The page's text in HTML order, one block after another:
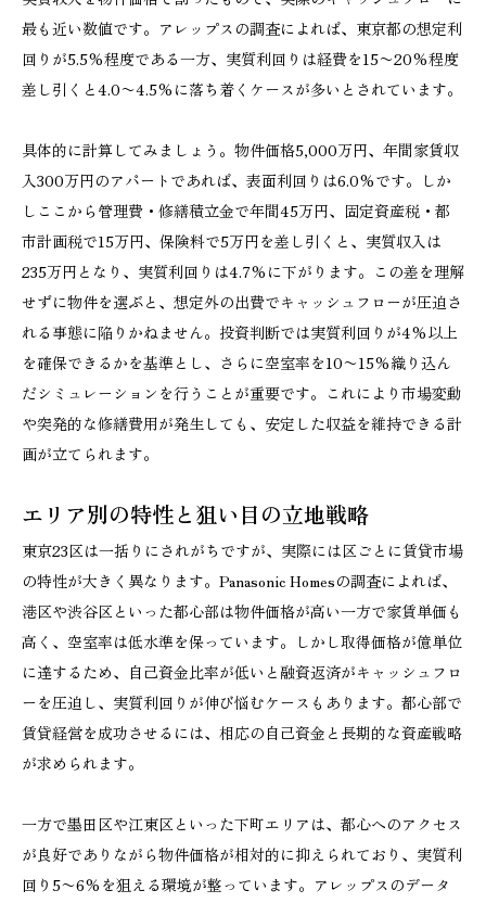
最も近い数値です。アレップスの調査によれば、東京都の想定利
回りが5.5%程度である一方、実質利回りは経費を15〜20%程度
差し引くと4.0〜4.5%に落ち着くケースが多いとされています。
具体的に計算してみましょう。物件価格5,000万円、年間家賃収
入300万円のアパートであれば、表面利回りは6.0%です。しか
しここから管理費・修繕積立金で年間45万円、固定資産税・都
市計画税で15万円、保険料で5万円を差し引くと、実質収入は
235万円となり、実質利回りは4.7%に下がります。この差を理解
せずに物件を選ぶと、想定外の出費でキャッシュフローが圧迫さ
れる事態に陥りかねません。投資判断では実質利回りが4%以上
を確保できるかを基準とし、さらに空室率を10〜15%織り込ん
だシミュレーションを行うことが重要です。これにより市場変動
や突発的な修繕費用が発生しても、安定した収益を維持できる計
画が立てられます。
エリア別の特性と狙い目の立地戦略
東京23区は一括りにされがちですが、実際には区ごとに賃貸市場
の特性が大きく異なります。Panasonic Homesの調査によれば、
港区や渋谷区といった都心部は物件価格が高い一方で家賃単価も
高く、空室率は低水準を保っています。しかし取得価格が億単位
に達するため、自己資金比率が低いと融資返済がキャッシュフロ
ーを圧迫し、実質利回りが伸び悩むケースもあります。都心部で
賃貸経営を成功させるには、相応の自己資金と長期的な資産戦略
が求められます。
一方で墨田区や江東区といった下町エリアは、都心へのアクセス
が良好でありながら物件価格が相対的に抑えられており、実質利
回り5〜6%を狙える環境が整っています。アレップスのデータ